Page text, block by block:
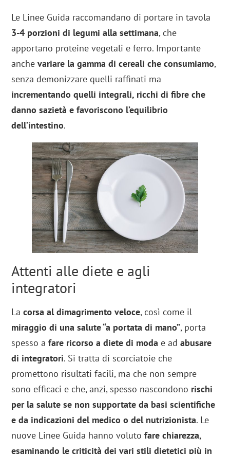
Le Linee Guida raccomandano di portare in tavola
3-4 porzioni di legumi alla settimana, che
apportano proteine vegetali e ferro. Importante
anchevariare la gamma di cereali che consumiamo,
senza demonizzare quelli raffinati ma
incrementando quelli integrali, ricchi di fibre che
danno sazietà e favoriscono l’equilibrio
dell’intestino.
Attenti alle diete e agli
integratori
Lacorsa al dimagrimento veloce, così come il
miraggio di una salute “a portata di mano”, porta
spesso a fare ricorso a diete di moda e adabusare
di integratori. Si tratta di scorciatoie che
promettono risultati facili, ma che non sempre
sono efficaci e che, anzi, spesso nascondono rischi
per la salute se non supportate da basi scientifiche
e da indicazioni del medico o del nutrizionista. Le
nuove Linee Guida hanno volutofare chiarezza,
esaminando le criticità dei vari stili dietetici più in